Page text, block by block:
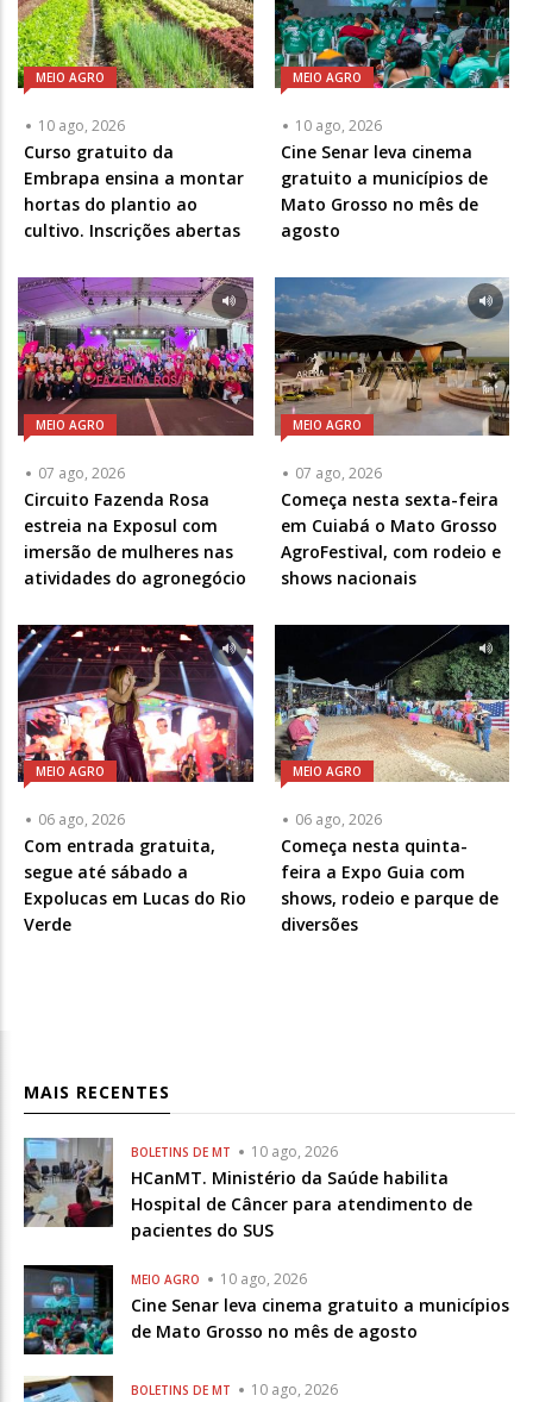
MEIO AGRO
10 ago, 2026
Curso gratuito da
Embrapa ensina a montar
hortas do plantio ao
cultivo. Inscrições abertas
MEIO AGRO
10 ago, 2026
Cine Senar leva cinema
gratuito a municípios de
Mato Grosso no mês de
agosto
MEIO AGRO
07 ago, 2026
Circuito Fazenda Rosa
estreia na Exposul com
imersão de mulheres nas
atividades do agronegócio
MEIO AGRO
07 ago, 2026
Começa nesta sexta-feira
em Cuiabá o Mato Grosso
AgroFestival, com rodeio e
shows nacionais
MEIO AGRO
06 ago, 2026
Com entrada gratuita,
segue até sábado a
Expolucas em Lucas do Rio
Verde
MEIO AGRO
06 ago, 2026
Começa nesta quinta-
feira a Expo Guia com
shows, rodeio e parque de
diversões
MAIS RECENTES
BOLETINS DE MT 10 ago, 2026
HCanMT. Ministério da Saúde habilita
Hospital de Câncer para atendimento de
pacientes do SUS
MEIO AGRO 10 ago, 2026
Cine Senar leva cinema gratuito a municípios
de Mato Grosso no mês de agosto
BOLETINS DE MT 10 ago, 2026